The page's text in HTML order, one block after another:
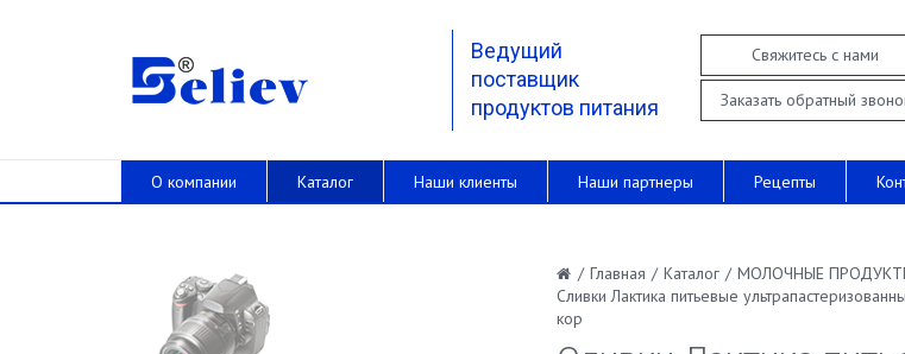
Ведущий
поставщик
продуктов питания
Свяжитесь с нами
Заказать обратный
О компании Каталог Наши клиенты Наши партнеры Рецепты
/ Главная / Каталог / МОЛОЧНЫЕ
Сливки Лактика питьевые
кор